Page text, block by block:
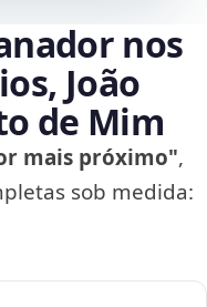
nos
João
de Mim
mais próximo",
sob medida: